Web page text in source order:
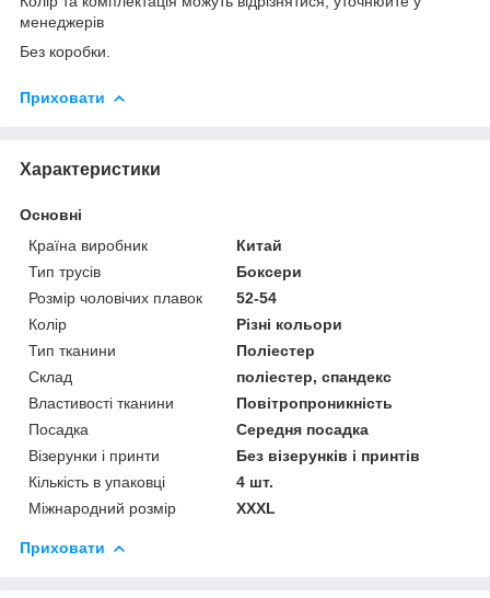
менеджерів
Без коробки.
Приховати
Характеристики
Основні
Країна виробник
Китай
Тип трусів
Боксери
Розмір чоловічих плавок
52-54
Колір
Різні кольори
Тип тканини
Поліестер
Склад
поліестер, спандекс
Властивості тканини
Повітропроникність
Посадка
Середня посадка
Візерунки і принти
Без візерунків і принтів
Кількість в упаковці
4 шт.
Міжнародний розмір
XXXL
Приховати